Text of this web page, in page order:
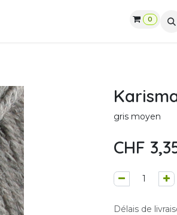
CGV 0
gris moyen
CHF
Délais de